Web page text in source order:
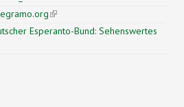
(link is external)
Esperanto-Bund: Sehenswertes